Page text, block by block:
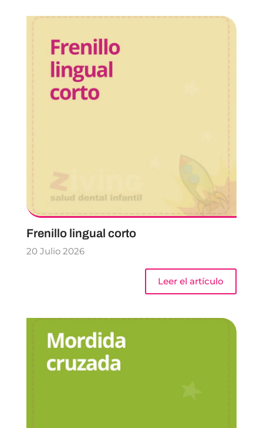
Frenillo lingual corto
20 Julio 2026
Leer el artículo